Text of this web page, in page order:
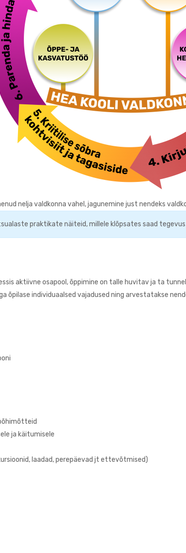
nelja valdkonna vahel, jagunemine just nendeks
praktikate näiteid, millele klõpsates saad
aktiivne osapool, õppimine on talle huvitav ja ta
õpilase individuaalsed vajadused ning arvestatakse
ja käitumisele
laadad, perepäevad jt ettevõtmised)